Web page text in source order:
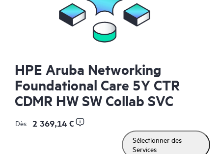
HPE Aruba Networking
Foundational Care 5Y CTR
CDMR HW SW Collab SVC
Dès 2 369,14 €
Sélectionner des
Services